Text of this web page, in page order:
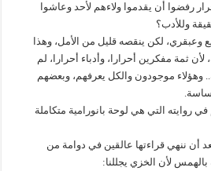
رفضوا أن يقدموا ولاءهم لأحد وعاشوا
وللأدب؟
وعبقري، لكن ينقصه قليل من الأمل، وهذا
ثمة مفكرين أحرارا، وأدباء أحرارا، لم
وهؤلاء موجودون والكل يعرفهم، وبعضهم
روايته التي هي لوحة بانورامية متكاملة
بعد أن ننهي قراءتها عالقين في دوامة من
بالهمس لأن الخزي يجللنا: